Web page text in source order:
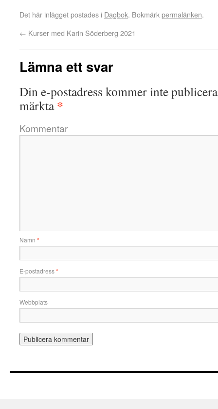
Det här inlägget postades i Dagbok. Bokmärkpermalänken.
← Kurser med Karin Söderberg 2021
Lämna ett svar
Din e-postadress kommer inte
märkta*
Kommentar
Namn *
E-postadress*
Webbplats